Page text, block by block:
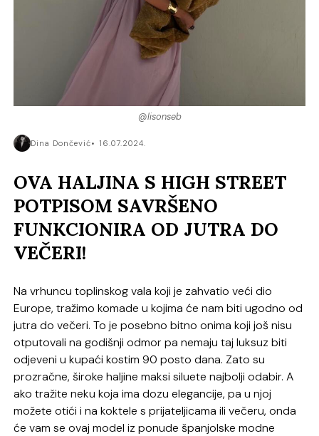
@lisonseb
Dina Dončević 16.07.2024.
OVA HALJINA S HIGH STREET
POTPISOM SAVRŠENO
FUNKCIONIRA OD JUTRA DO
VEČERI!
Na vrhuncu toplinskog vala koji je zahvatio veći dio
Europe, tražimo komade u kojima će nam biti ugodno od
jutra do večeri. To je posebno bitno onima koji još nisu
otputovali na godišnji odmor pa nemaju taj luksuz biti
odjeveni u kupaći kostim 90 posto dana. Zato su
prozračne, široke haljine maksi siluete najbolji odabir. A
ako tražite neku koja ima dozu elegancije, pa u njoj
možete otići i na koktele s prijateljicama ili večeru, onda
će vam se ovaj model iz ponude španjolske modne